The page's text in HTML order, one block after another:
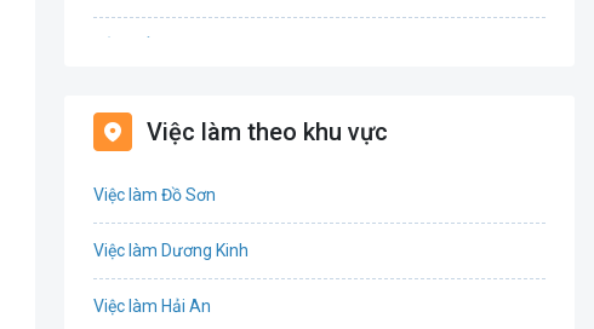
Biên phiên dịch
Việc làm theo khu vực
Việc làm Đồ Sơn
Việc làm Dương Kinh
Việc làm Hải An